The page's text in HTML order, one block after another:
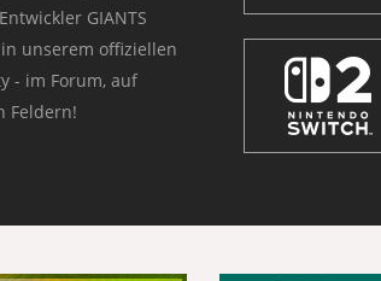
GIANTS
unserem offiziellen
- im Forum, auf
Feldern!